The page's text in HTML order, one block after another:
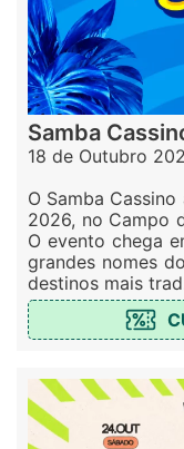
Samba
18 de Outubro
O Samba
2026, no Campo
O evento chega
grandes nomes
destinos mais